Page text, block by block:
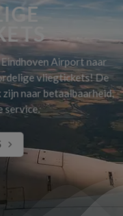
Airport naar
vliegtickets! De
naar betaalbaarheid,
service.